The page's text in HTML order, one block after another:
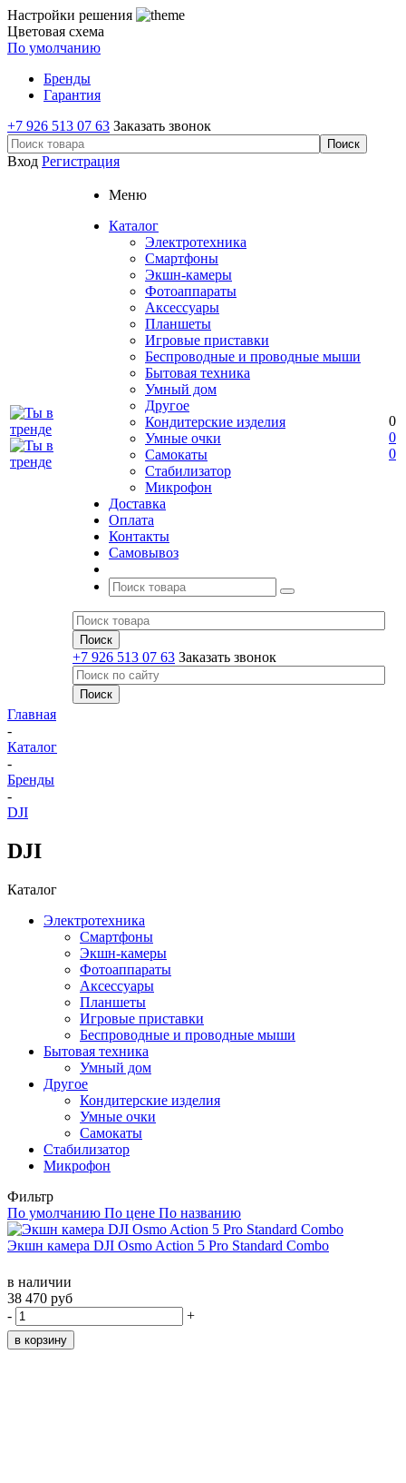
Настройки решения
Цветовая схема
По умолчанию
Бренды
Гарантия
+7 926 513 07 63 Заказать звонок
Вход Регистрация
Меню
Каталог
Электротехника
Смартфоны
Экшн-камеры
Фотоаппараты
Аксессуары
Планшеты
Игровые приставки
Беспроводные и проводные мыши
Бытовая техника
Умный дом
Другое
Кондитерские изделия
Умные очки
Самокаты
Стабилизатор
Микрофон
Доставка
Оплата
Контакты
Самовывоз
+7 926 513 07 63 Заказать звонок
0
0
0
Главная
-
Каталог
-
Бренды
-
DJI
DJI
Каталог
Электротехника
Смартфоны
Экшн-камеры
Фотоаппараты
Аксессуары
Планшеты
Игровые приставки
Беспроводные и проводные мыши
Бытовая техника
Умный дом
Другое
Кондитерские изделия
Умные очки
Самокаты
Стабилизатор
Микрофон
Фильтр
По умолчанию По цене По названию
Экшн камера DJI Osmo Action 5 Pro Standard Combo
в наличии
38 470 руб
-
+